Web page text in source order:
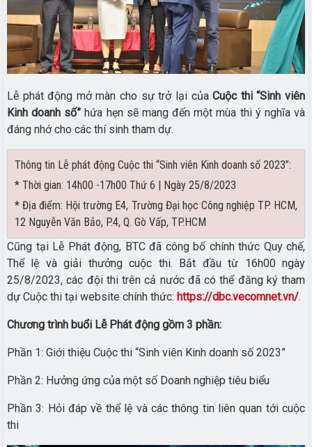
Lễ phát động mở màn cho sự trở lại củaCuộc thi “Sinh viên
Kinh doanh số” hứa hẹn sẽ mang đến một mùa thi ý nghĩa và
đáng nhớ cho các thí sinh tham dự.
Thông tin Lễ phát động Cuộc thi “Sinh viên Kinh doanh số 2023”:
* Thời gian: 14h00 -17h00 Thứ 6 | Ngày 25/8/2023
* Địa điểm: Hội trường E4, Trường Đại học Công nghiệp TP. HCM,
12 Nguyễn Văn Bảo, P.4, Q. Gò Vấp, TP.HCM
Cũng tại Lễ Phát động, BTC đã công bố chính thức Quy chế,
Thể lệ và giải thưởng cuộc thi. Bắt đầu từ 16h00 ngày
25/8/2023, các đội thi trên cả nước đã có thể đăng ký tham
dự Cuộc thi tại website chính thức: https://dbc.vecomnet.vn/.
Chương trình buổi Lễ Phát động gồm 3 phần:
Phần 1: Giới thiệu Cuộc thi “Sinh viên Kinh doanh số 2023”
Phần 2: Hưởng ứng của một số Doanh nghiệp tiêu biểu
Phần 3: Hỏi đáp về thể lệ và các thông tin liên quan tới cuộc
thi